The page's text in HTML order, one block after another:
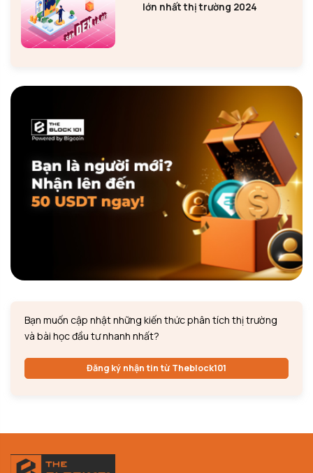
lớn nhất thị trường 2024
Bạn muốn cập nhật những kiến thức phân tích thị trường
và bài học đầu tư nhanh nhất?
Đăng ký nhận tin từ Theblock101